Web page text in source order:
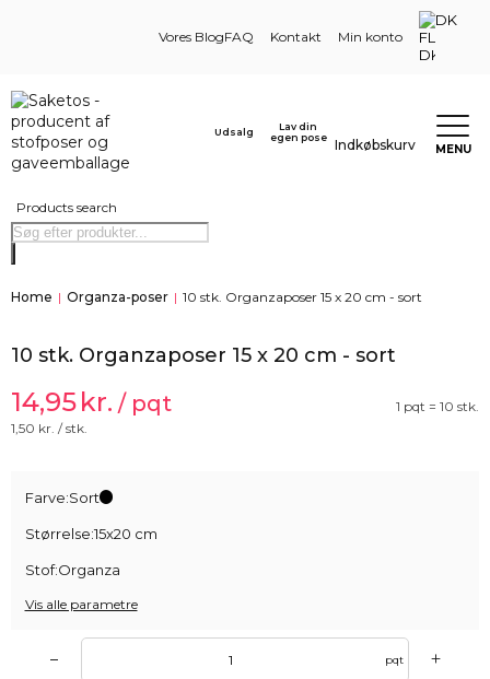
Vores BlogFAQ Kontakt Min konto
DK
Products search
Udsalg
Lav din
egen pose
Indkøbskurv MENU
Home | Organza-poser | 10 stk. Organzaposer 15 x 20 cm - sort
10 stk. Organzaposer 15 x 20 cm - sort
14,95kr. / pqt
1 pqt = 10 stk.
1,50 kr. / stk.
Farve:Sort
Størrelse:15x20 cm
Stof:Organza
Vis alle parametre
– pqt +